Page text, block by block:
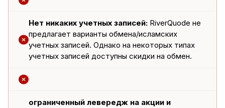
Нет никаких учетных записей: RiverQuode не
предлагает варианты обмена/исламских
учетных записей. Однако на некоторых типах
учетных записей доступны скидки на обмен.
ограниченный левередж на акции и